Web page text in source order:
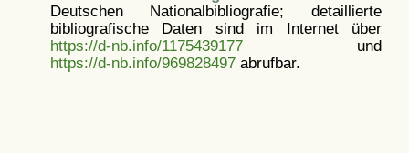
Deutschen Nationalbibliografie; detaillierte
bibliografische Daten sind im Internet über
https://d-nb.info/1175439177und
https://d-nb.info/969828497abrufbar.